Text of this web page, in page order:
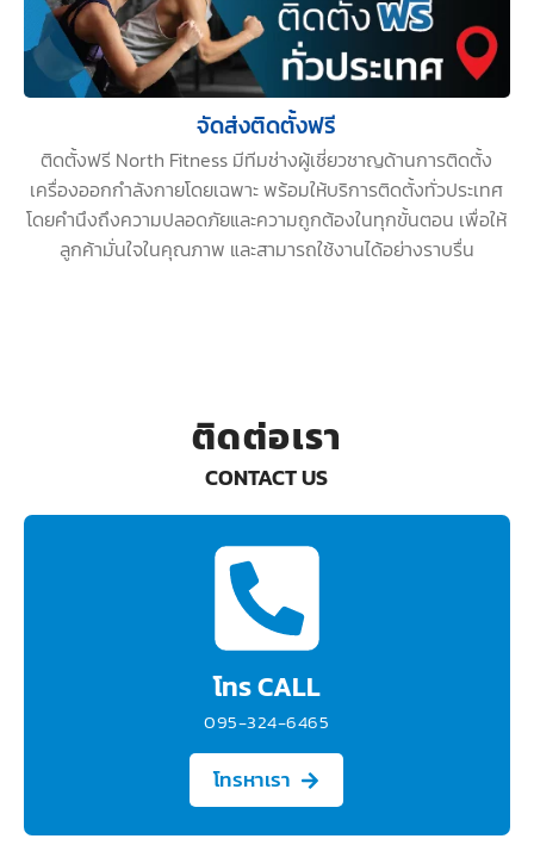
ติดตั้งฟรี North Fitness มีทีมช่างผู้เชี่ยวชาญด้านการติดตั้ง
เครื่องออกกำลังกายโดยเฉพาะ พร้อมให้บริการติดตั้งทั่วประเทศ
โดยคำนึงถึงความปลอดภัยและความถูกต้องในทุกขั้นตอน เพื่อให้
ลูกค้ามั่นใจในคุณภาพ และสามารถใช้งานได้อย่างราบรื่น
จัดส่งติดตั้งฟรี
CONTACT US
ติดต่อเรา
095-324-6465
โทร CALL
โทรหาเรา